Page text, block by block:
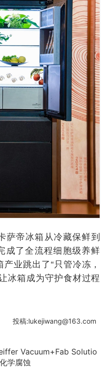
帝冰箱从冷藏保鲜到
成了全流程细胞级养鲜
业跳出了“只管冷冻，
冰箱成为守护食材过程
投稿:lukejiwang@163.com
Vacuum+Fab Solutio
学腐蚀